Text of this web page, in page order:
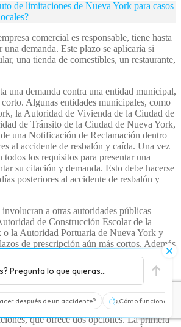
de limitaciones de Nueva York para casos
comercial es responsable, tiene hasta
una demanda. Este plazo se aplicaría si
una tienda de comestibles, un restaurante,
una demanda contra una entidad municipal,
Algunas entidades municipales, como
la Autoridad de Vivienda de la Ciudad de
de Tránsito de la Ciudad de Nueva York,
una Notificación de Reclamación dentro
al accidente de resbalón y caída. Una vez
los requisitos para presentar una
su citación y demanda. Esto debe hacerse
posteriores al accidente de resbalón y
a otras autoridades públicas
de Construcción Escolar de la
la Autoridad Portuaria de Nueva York y
de prescripción aún más cortos. Además
una Notificación de Reclamación, se debe
una demanda dentro del año posterior al
caída.
Estado de Nueva York es un proceso
Estas reclamaciones se rigen por la Ley de
que ofrece dos opciones. La primera
Pregunta lo que quieras...
después de un accidente? ¿Cómo funciona el